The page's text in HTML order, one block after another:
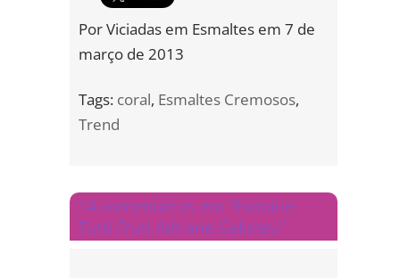
PorViciadas em Esmaltes em 7 de
março de 2013
Tags: coral, Esmaltes Cremosos,
Trend
14 comentários em “Esmalte
Tutti Fruti Adriane Galisteu”